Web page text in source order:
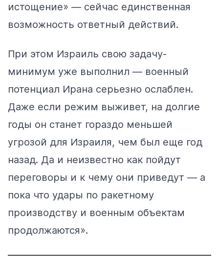
истощение» — сейчас единственная
возможность ответный действий.
При этом Израиль свою задачу-
минимум уже выполнил — военный
потенциал Ирана серьезно ослаблен.
Даже если режим выживет, на долгие
годы он станет гораздо меньшей
угрозой для Израиля, чем был еще год
назад. Да и неизвестно как пойдут
переговоры и к чему они приведут — а
пока что удары по ракетному
производству и военным объектам
продолжаются».